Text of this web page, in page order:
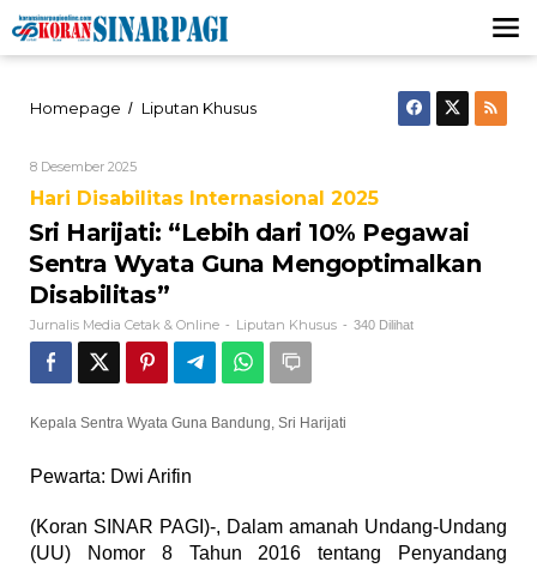
Lewati
ke
konten
Homepage / Liputan KhususSri
10%
Sentra
Wyata
Disabilitas"
8 Desember 2025Oleh
Media
&
Hari Disabilitas Internasional 2025
Sri Harijati: “Lebih dari 10% Pegawai
Sentra Wyata Guna Mengoptimalkan
Disabilitas”
Jurnalis Media Cetak & Online - Liputan Khusus - 340 Dilihat
Kepala Sentra Wyata Guna Bandung, Sri Harijati
Pewarta: Dwi Arifin
(Koran SINAR PAGI)-, Dalam amanah Undang-Undang
(UU) Nomor 8 Tahun 2016 tentang Penyandang